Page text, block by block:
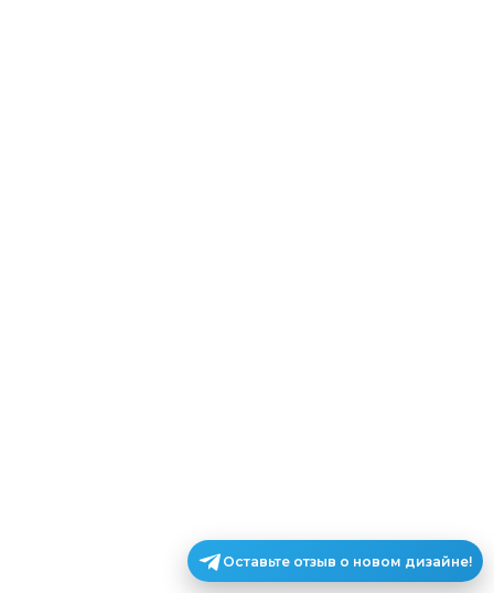
Оставьте отзыв о новом дизайне!